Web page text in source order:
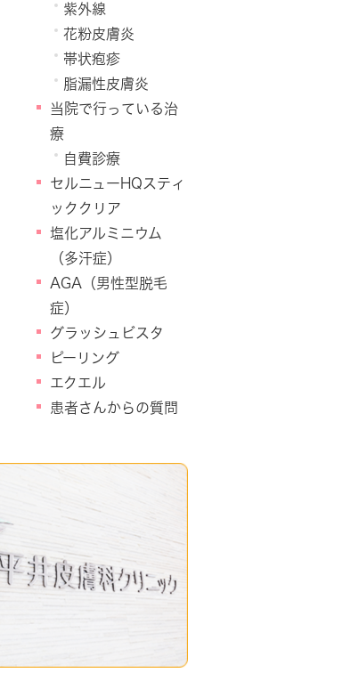
紫外線
花粉皮膚炎
帯状疱疹
脂漏性皮膚炎
当院で行っている治
療
自費診療
セルニューHQスティ
ッククリア
塩化アルミニウム
（多汗症）
AGA（男性型脱毛
症）
グラッシュビスタ
ピーリング
エクエル
患者さんからの質問